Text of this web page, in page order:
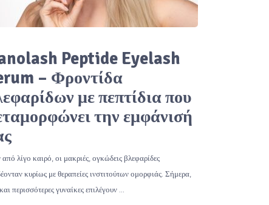
Peptide Eyelash
– Φροντίδα
με πεπτίδια που
την εμφάνισή
από λίγο καιρό, οι μακριές, ογκώδεις βλεφαρίδες
κυρίως με θεραπείες ινστιτούτων ομορφιάς. Σήμερα,
περισσότερες γυναίκες επιλέγουν …